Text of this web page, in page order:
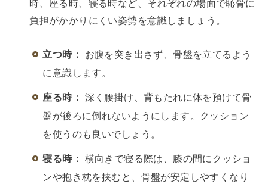
時、座る時、寝る時など、それぞれの場面で恥骨に
負担がかかりにくい姿勢を意識しましょう。
立つ時：
お腹を突き出さず、骨盤を立てるよう
に意識します。
座る時：
深く腰掛け、背もたれに体を預けて骨
盤が後ろに倒れないようにします。クッション
を使うのも良いでしょう。
寝る時：
横向きで寝る際は、膝の間にクッショ
ンや抱き枕を挟むと、骨盤が安定しやすくなり